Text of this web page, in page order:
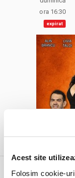
Acest site
Folosim cookie-
ora 16:30
expirat